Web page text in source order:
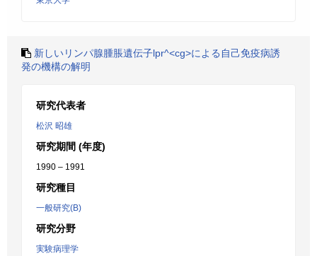
新しいリンパ腺腫脹遺伝子lpr^<cg>による自己免疫病誘
発の機構の解明
研究代表者
松沢 昭雄
研究期間 (年度)
1990 – 1991
研究種目
一般研究(B)
研究分野
実験病理学